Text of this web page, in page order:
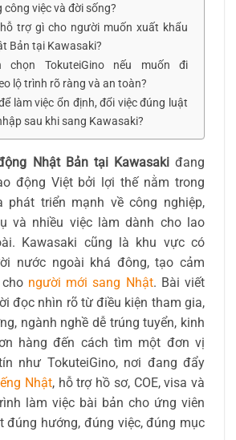
công việc và đời sống?
trợ gì cho người muốn xuất khẩu
Bản tại Kawasaki?
chọn TokuteiGino nếu muốn đi
lộ trình rõ ràng và an toàn?
làm việc ổn định, đổi việc đúng luật
sau khi sang Kawasaki?
Nhật Bản tại Kawasakiđang
động Việt bởi lợi thế nằm trong
phát triển mạnh về công nghiệp,
và nhiều việc làm dành cho lao
Kawasaki cũng là khu vực có
nước ngoài khá đông, tạo cảm
người mới sang Nhật. Bài viết
đọc nhìn rõ từ điều kiện tham gia,
ngành nghề dễ trúng tuyển, kinh
hàng đến cách tìm một đơn vị
như TokuteiGino, nơi đang đẩy
Nhật, hỗ trợ hồ sơ, COE, visa và
làm việc bài bản cho ứng viên
đúng hướng, đúng việc, đúng mục